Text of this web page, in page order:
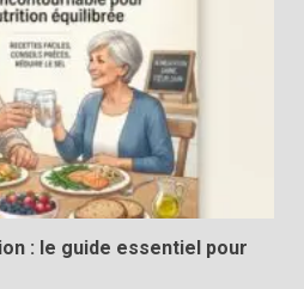
: le guide essentiel pour